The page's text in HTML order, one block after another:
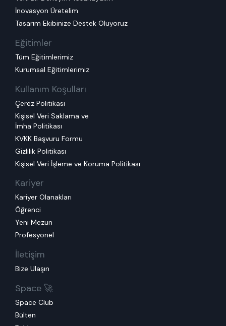
İnovasyon Üretelim
Tasarım Ekibinize Destek Oluyoruz
Eğitimler
Tüm Eğitimlerimiz
Kurumsal Eğitimlerimiz
Kullanım Koşulları
Çerez Politikası
Kişisel Veri Saklama ve
İmha Politikası
KVKK Başvuru Formu
Gizlilik Politikası
Kişisel Veri İşleme ve Koruma Politikası
Kariyer
Kariyer Olanakları
Öğrenci
Yeni Mezun
Profesyonel
İletişim
Bize Ulaşın
Space 🚀
Space Club
Bülten